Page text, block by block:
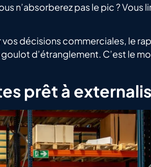
n’absorberez pas le pic ? Vous
décisions commerciales, le
goulot d’étranglement. C’est le
prêt à